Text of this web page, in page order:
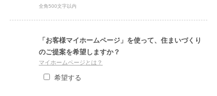
全角500文字以内
「お客様マイホームページ」を使って、住まいづくり
のご提案を希望しますか？
マイホームページとは？
希望する